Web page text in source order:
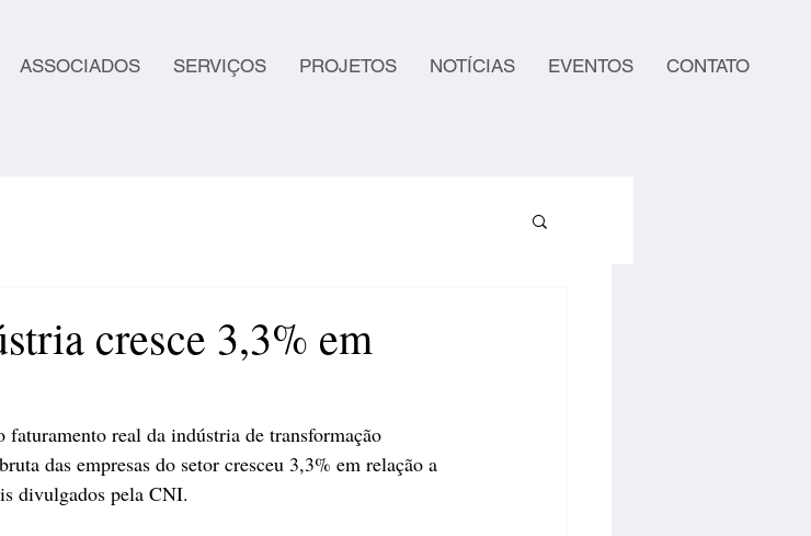
ASSOCIADOS SERVIÇOS PROJETOS NOTÍCIAS EVENTOS CONTATO
cresce 3,3% em
real da indústria de transformação
das empresas do setor cresceu 3,3% em relação a
divulgados pela CNI.